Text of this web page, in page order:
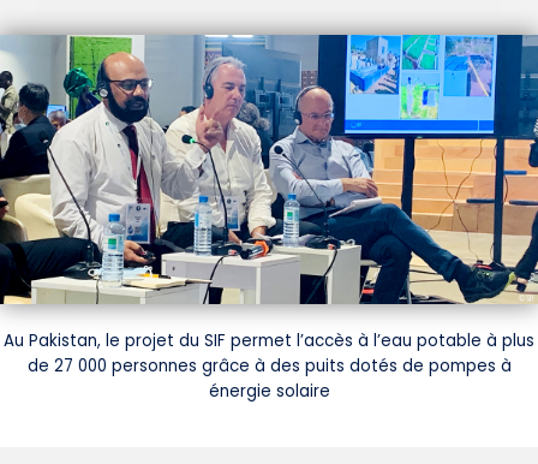
Au Pakistan, le projet du SIF permet l’accès à l’eau potable à plus
de 27 000 personnes grâce à des puits dotés de pompes à
énergie solaire